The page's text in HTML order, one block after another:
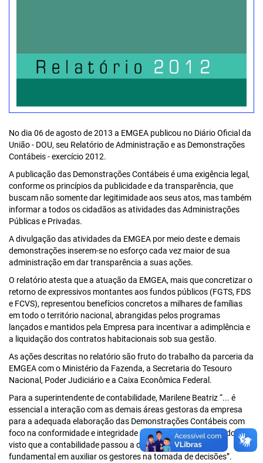
No dia 06 de agosto de 2013 a EMGEA publicou no Diário Oficial da
União - DOU, seu Relatório de Administração e as Demonstrações
Contábeis - exercício 2012.
A publicação das Demonstrações Contábeis é uma exigência legal,
conforme os princípios da publicidade e da transparência, que
buscam não somente dar legitimidade aos seus atos, mas também
informar a todos os cidadãos as atividades das Administrações
Públicas e Privadas.
A divulgação das atividades da EMGEA por meio deste e demais
demonstrações inserem-se no esforço cada vez maior de sua
administração em dar transparência a suas ações.
O relatório atesta que a atuação da EMGEA, mais que concretizar o
retorno de expressivos montantes aos fundos públicos (FGTS, FDS
e FCVS), representou benefícios concretos a milhares de famílias
em todo o território nacional, abrangidas pelos programas
lançados e mantidos pela Empresa para incentivar a adimplência e
a liquidação dos contratos habitacionais sob sua gestão.
As ações descritas no relatório são fruto do trabalho da parceria da
EMGEA com o Ministério da Fazenda, a Secretaria do Tesouro
Nacional, Poder Judiciário e a Caixa Econômica Federal.
Para a superintendente de contabilidade, Marilene Beatriz “... é
essencial a interação com as demais áreas gestoras da empresa
para a adequada elaboração das Demonstrações Contábeis com
foco na conformidade e integridade dos números apresentados
visto que a contabilidade passou a desempenhar papel
fundamental em auxiliar os gestores na tomada de decisões”.